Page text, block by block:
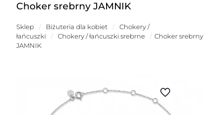
Choker srebrny JAMNIK
Sklep / Biżuteria dla kobiet /
Chokery /
łańcuszki
/ Chokery / łańcuszki srebrne / Choker srebrny
JAMNIK